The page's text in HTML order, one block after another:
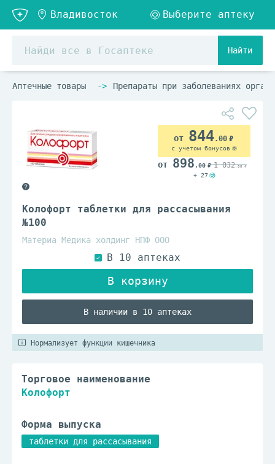
Найти
Аптечные товары Препараты при заболеваниях
Колофорт таблетки для рассасывания
№100
Материа Медика холдинг НПФ ООО
В наличии в 10 аптеках
844.00
с учетом бонусов
898 .00 1 032.00
+ 27
Нормализует функции кишечника
Торговое наименование
Колофорт
Форма выпуска
таблетки для рассасывания